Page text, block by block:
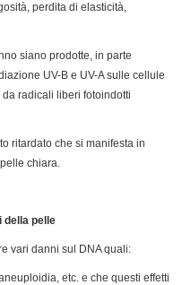
perdita di elasticità,
siano prodotte, in parte
UV-B e UV-A sulle cellule
radicali liberi fotoindotti
ritardato che si manifesta in
chiara.
della pelle
vari danni sul DNA quali:
etc. e che questi effetti